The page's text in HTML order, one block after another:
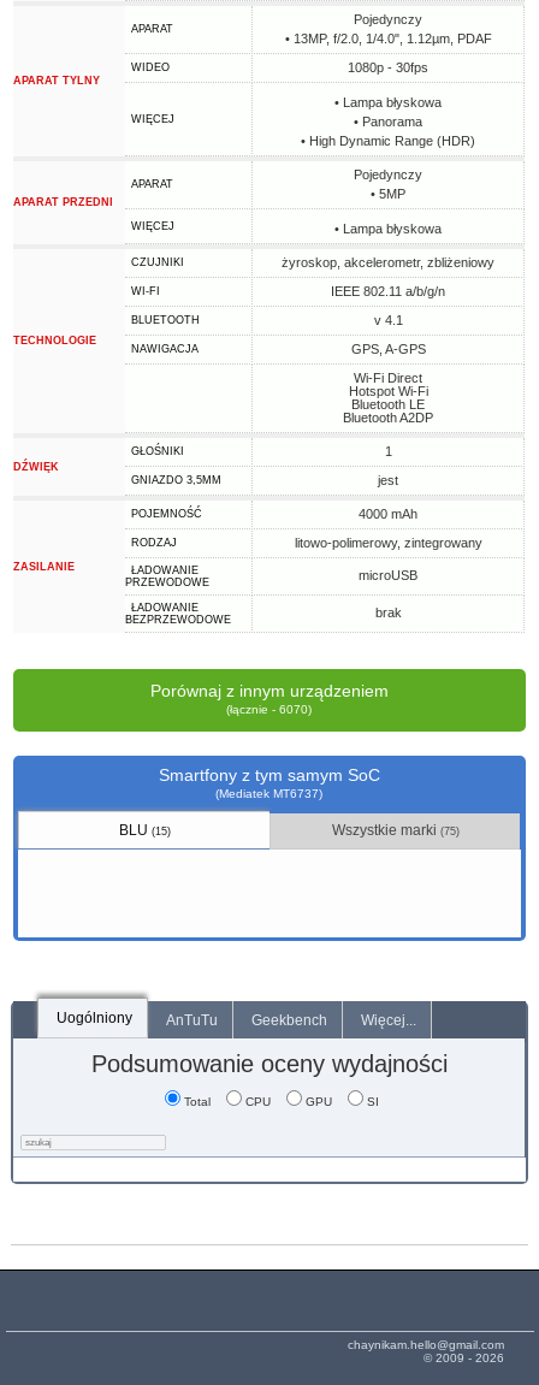
APARAT TYLNY
APARAT
Pojedynczy
• 13MP, f/2.0, 1/4.0", 1.12µm, PDAF
WIDEO 1080p - 30fps
WIĘCEJ
• Lampa błyskowa
• Panorama
• High Dynamic Range (HDR)
APARAT PRZEDNI
APARAT
Pojedynczy
• 5MP
WIĘCEJ • Lampa błyskowa
TECHNOLOGIE
CZUJNIKI żyroskop, akcelerometr, zbliżeniowy
WI-FI IEEE 802.11 a/b/g/n
BLUETOOTH v 4.1
NAWIGACJA
GPS, A-GPS
Wi-Fi Direct
Hotspot Wi-Fi
Bluetooth LE
Bluetooth A2DP
DŹWIĘK
GŁOŚNIKI 1
GNIAZDO 3,5MM jest
ZASILANIE
POJEMNOŚĆ 4000 mAh
RODZAJ litowo-polimerowy, zintegrowany
ŁADOWANIE
PRZEWODOWE
microUSB
ŁADOWANIE
BEZPRZEWODOWE
brak
Porównaj z innym urządzeniem
(łącznie - 6070)
Smartfony z tym samym SoC
(Mediatek MT6737)
BLU (15) Wszystkie marki (75)
Uogólniony AnTuTu Geekbench Więcej...
Podsumowanie oceny wydajności
Total CPU GPU SI
chaynikam.hello@gmail.com
© 2009 - 2026